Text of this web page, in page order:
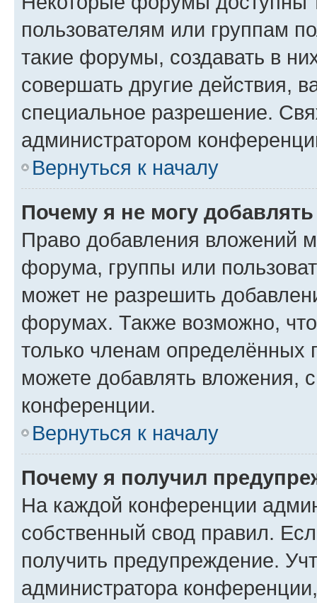
пользователям или группам
такие форумы, создавать в
совершать другие действия,
специальное разрешение.
администратором
Вернуться к началу
Почему я не могу
Право добавления вложений
форума, группы или
может не разрешить
форумах. Также возможно,
только членам определённых
можете добавлять вложения,
конференции.
Вернуться к началу
Почему я получил
На каждой конференции
собственный свод правил.
получить предупреждение.
администратора